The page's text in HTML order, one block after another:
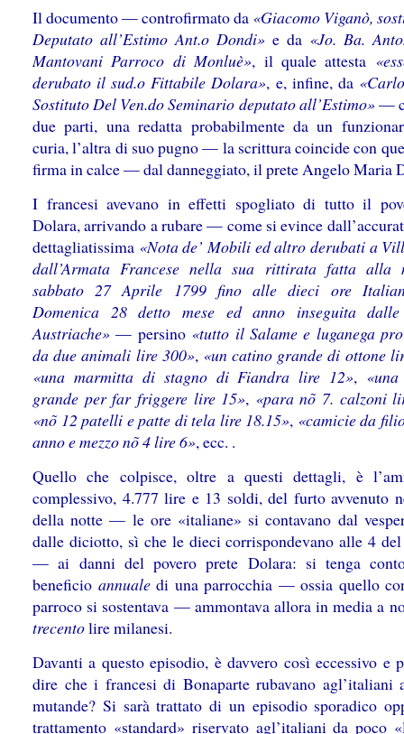
Il documento — controfirmato da «Giacomo Viganò,
Deputato all’Estimo Ant.o Dondi» e da «Jo. Ba.
Mantovani Parroco di Monluè», il quale attesta
derubato il sud.o Fittabile Dolara», e, infine, da
Sostituto Del Ven.do Seminario deputato all’Estimo»—
due parti, una redatta probabilmente da un
curia, l’altra di suo pugno — la scrittura coincide con
firma in calce — dal danneggiato, il prete Angelo Maria
I francesi avevano in effetti spogliato di tutto il
Dolara, arrivando a rubare — come si evince
dettagliatissima «Nota de’ Mobili ed altro derubati a
dall’Armata Francese nella sua rittirata fatta alla
sabbato 27 Aprile 1799 fino alle dieci ore
Domenica 28 detto mese ed anno inseguita dalle
Austriache» — persino «tutto il Salame e luganega
da due animali lire 300», «un catino grande di ottone
«una marmitta di stagno di Fiandra lire 12»,
grande per far friggere lire 15», «para nõ 7. calzoni
«nõ 12 patelli e patte di tela lire 18.15», «camicie da
anno e mezzo nõ 4 lire 6», ecc. .
Quello che colpisce, oltre a questi dettagli, è
complessivo, 4.777 lire e 13 soldi, del furto avvenuto
della notte — le ore «italiane» si contavano dal
dalle diciotto, sì che le dieci corrispondevano alle 4
— ai danni del povero prete Dolara: si tenga
beneficio annualedi una parrocchia — ossia quello
parroco si sostentava — ammontava allora in media a
trecentolire milanesi.
Davanti a questo episodio, è davvero così eccessivo e
dire che i francesi di Bonaparte rubavano agl’italiani
mutande? Si sarà trattato di un episodio sporadico
trattamento «standard» riservato agl’italiani da poco